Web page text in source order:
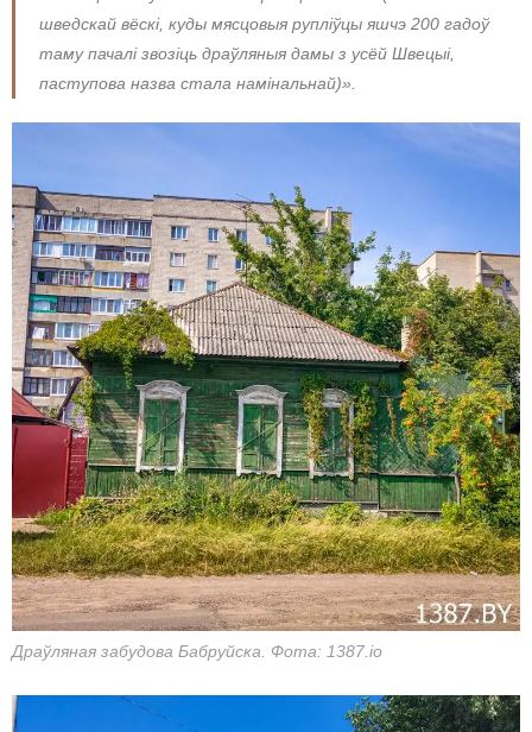
шведскай вёскі, куды мясцовыя рупліўцы яшчэ 200 гадоў
таму пачалі звозіць драўляныя дамы з усёй Швецыі,
паступова назва стала намінальнай)».
Драўляная забудова Бабруйска. Фота: 1387.io